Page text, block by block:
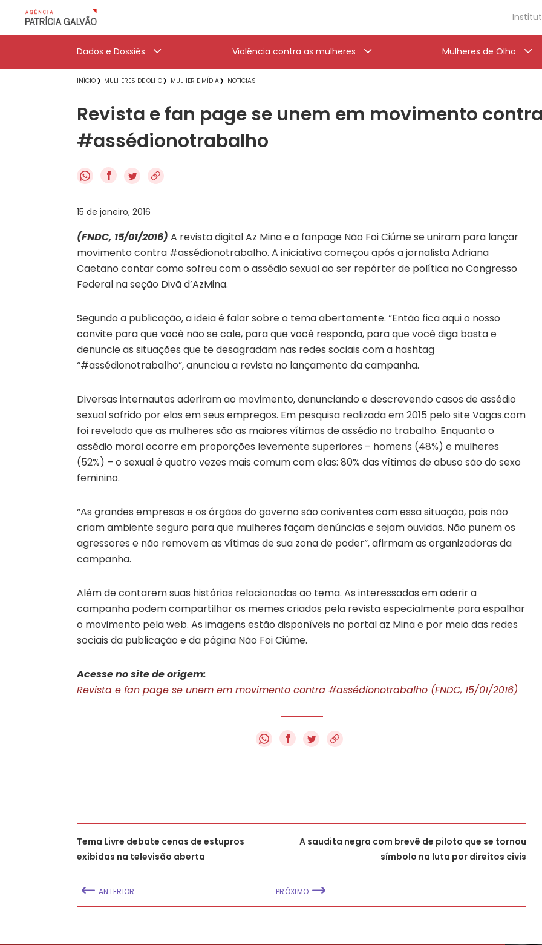
Dados e Dossiês Violência contra as mulheres Mulheres de Olho
INÍCIO MULHERES DE OLHO MULHER E MÍDIA NOTÍCIAS
Revista e fan page se unem em movimento contra
#assédionotrabalho
f
15 de janeiro, 2016
(FNDC, 15/01/2016) A revista digital Az Mina e a fanpage Não Foi Ciúme se uniram para lançar
movimento contra #assédionotrabalho. A iniciativa começou após a jornalista Adriana
Caetano contar como sofreu com o assédio sexual ao ser repórter de política no Congresso
Federal na seção Divã d’AzMina.
Segundo a publicação, a ideia é falar sobre o tema abertamente. “Então fica aqui o nosso
convite para que você não se cale, para que você responda, para que você diga basta e
denuncie as situações que te desagradam nas redes sociais com a hashtag
“#‎assédionotrabalho”, anunciou a revista no lançamento da campanha.
Diversas internautas aderiram ao movimento, denunciando e descrevendo casos de assédio
sexual sofrido por elas em seus empregos. Em pesquisa realizada em 2015 pelo site Vagas.com
foi revelado que as mulheres são as maiores vítimas de assédio no trabalho. Enquanto o
assédio moral ocorre em proporções levemente superiores – homens (48%) e mulheres
(52%) – o sexual é quatro vezes mais comum com elas: 80% das vítimas de abuso são do sexo
feminino.
“As grandes empresas e os órgãos do governo são coniventes com essa situação, pois não
criam ambiente seguro para que mulheres façam denúncias e sejam ouvidas. Não punem os
agressores e não removem as vítimas de sua zona de poder”, afirmam as organizadoras da
campanha.
Além de contarem suas histórias relacionadas ao tema. As interessadas em aderir a
campanha podem compartilhar os memes criados pela revista especialmente para espalhar
o movimento pela web. As imagens estão disponíveis no portal az Mina e por meio das redes
sociais da publicação e da página Não Foi Ciúme.
Acesse no site de origem:
Revista e fan page se unem em movimento contra #assédionotrabalho (FNDC, 15/01/2016)
f
Tema Livre debate cenas de estupros
exibidas na televisão aberta
ANTERIOR
A saudita negra com brevê de piloto que se tornou
símbolo na luta por direitos civis
PRÓXIMO